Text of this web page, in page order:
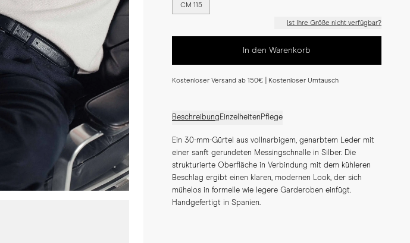
CM 115
Ist Ihre Größe nicht verfügbar?
In den Warenkorb
Kostenloser Versand ab 150€ | Kostenloser Umtausch
BeschreibungEinzelheitenPflege
Ein 30-mm-Gürtel aus vollnarbigem, genarbtem Leder mit
einer sanft gerundeten Messingschnalle in Silber. Die
strukturierte Oberfläche in Verbindung mit dem kühleren
Beschlag ergibt einen klaren, modernen Look, der sich
mühelos in formelle wie legere Garderoben einfügt.
Handgefertigt in Spanien.